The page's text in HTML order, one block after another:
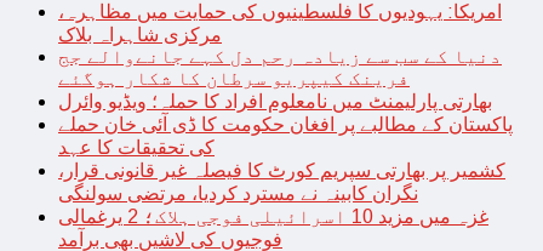
امریکا: یہودیوں کا فلسطینیوں کی حمایت میں مظاہرہ،
مرکزی شاہراہ بلاک
دنیا کے سب سے زیادہ رحم دل کہے جانےوالے جج
فرینک کیپریو سرطان کا شکار ہوگئے
بھارتی پارلیمنٹ میں نامعلوم افراد کا حملہ؛ ویڈیو وائرل
پاکستان کے مطالبے پر افغان حکومت کا ڈی آئی خان حملے
کی تحقیقات کا عہد
کشمیر پر بھارتی سپریم کورٹ کا فیصلہ غیر قانونی قرار،
نگران کابینہ نے مسترد کردیا، مرتضی سولنگی
غزہ میں مزید 10 اسرائیلی فوجی ہلاک؛ 2 یرغمالی
فوجیوں کی لاشیں بھی برآمد